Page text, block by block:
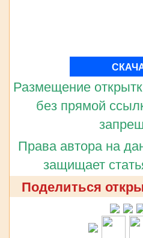
Размещение
без прямой
Права автора на
защищает
Поделиться